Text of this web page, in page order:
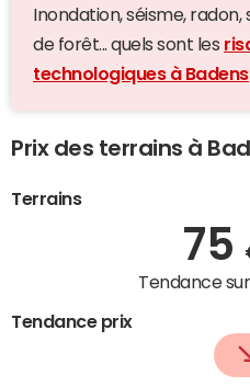
Inondation, séisme, radon,
de forêt... quels sont les
technologiques à Badens
Prix des terrains à
Terrains
75
Tendance
Tendance prix